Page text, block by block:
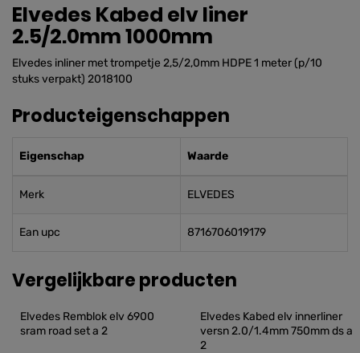
Elvedes Kabed elv liner
2.5/2.0mm 1000mm
Elvedes inliner met trompetje 2,5/2,0mm HDPE 1 meter (p/10
stuks verpakt) 2018100
Producteigenschappen
Eigenschap Waarde
Merk ELVEDES
Ean upc 8716706019179
Vergelijkbare producten
Elvedes Remblok elv 6900
sram road set a 2
Elvedes Kabed elv innerliner
versn 2.0/1.4mm 750mm ds a
2